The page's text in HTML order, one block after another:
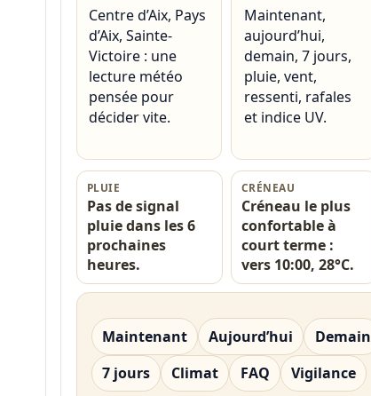
Centre d’Aix, Pays
d’Aix, Sainte-
Victoire : une
lecture météo
pensée pour
décider vite.
Maintenant,
aujourd’hui,
demain, 7 jours,
pluie, vent,
ressenti, rafales
et indice UV.
PLUIE
Pas de signal
pluie dans les 6
prochaines
heures.
CRÉNEAU
Créneau le plus
confortable à
court terme :
vers 10:00, 28°C.
Maintenant Aujourd’hui
Demain
7 jours
Climat FAQ Vigilance